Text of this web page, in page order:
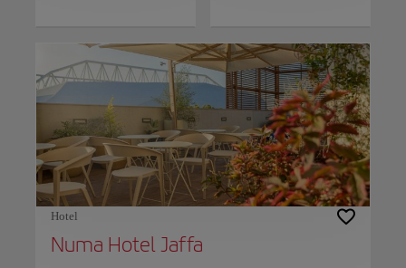
Hotel
Numa Hotel Jaffa